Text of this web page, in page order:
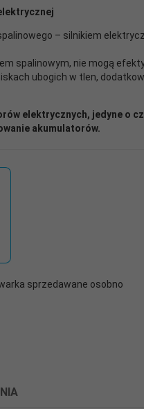
– silnikiem
spalinowym, nie mogą
ubogich w tlen,
elektrycznych, jedyne o
akumulatorów.
sprzedawane osobno